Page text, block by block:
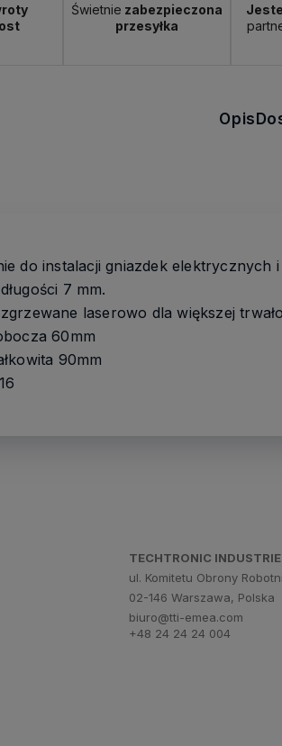
Świetnie zabezpieczona
przesyłka
Opis
do instalacji gniazdek elektrycznych
7 mm.
laserowo dla większej
60mm
90mm
TECHTRONIC
ul. Komitetu Obrony
02-146 Warszawa, Polska
biuro@tti-emea.com
+48 24 24 24 004